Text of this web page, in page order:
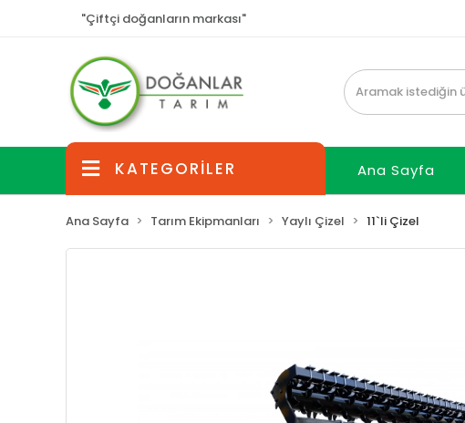
"Çiftçi doğanların markası"
KATEGORİLER Ana Sayfa
Ana Sayfa Tarım Ekipmanları Yaylı Çizel 11`li Çizel